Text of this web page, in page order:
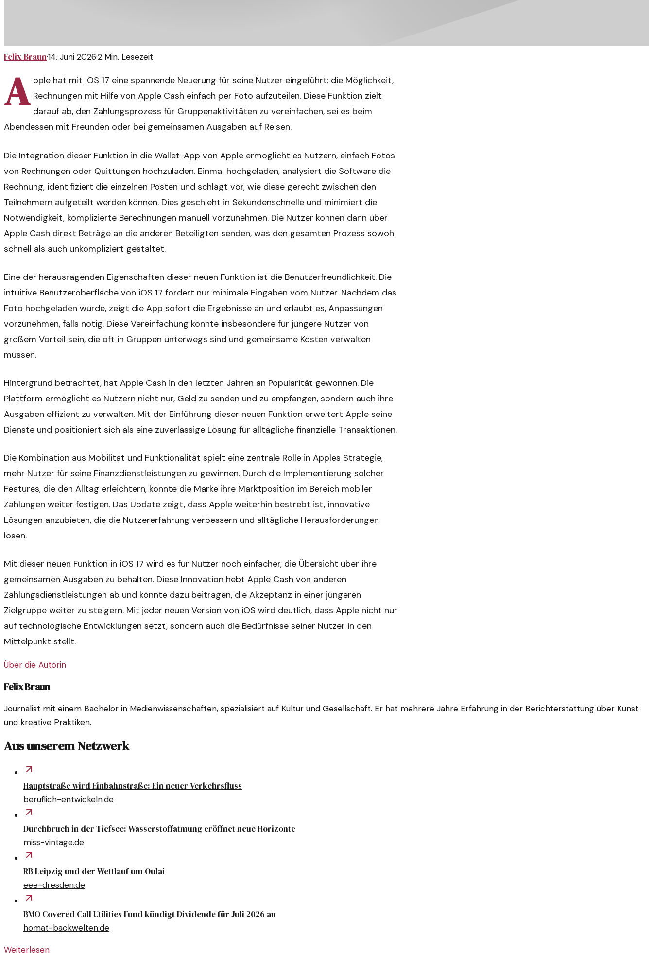
Felix Braun·14. Juni 2026·2 Min. Lesezeit
A pple hat mit iOS 17 eine spannende Neuerung für seine Nutzer eingeführt: die Möglichkeit,
Rechnungen mit Hilfe von Apple Cash einfach per Foto aufzuteilen. Diese Funktion zielt
darauf ab, den Zahlungsprozess für Gruppenaktivitäten zu vereinfachen, sei es beim
Abendessen mit Freunden oder bei gemeinsamen Ausgaben auf Reisen.
Die Integration dieser Funktion in die Wallet-App von Apple ermöglicht es Nutzern, einfach Fotos
von Rechnungen oder Quittungen hochzuladen. Einmal hochgeladen, analysiert die Software die
Rechnung, identifiziert die einzelnen Posten und schlägt vor, wie diese gerecht zwischen den
Teilnehmern aufgeteilt werden können. Dies geschieht in Sekundenschnelle und minimiert die
Notwendigkeit, komplizierte Berechnungen manuell vorzunehmen. Die Nutzer können dann über
Apple Cash direkt Beträge an die anderen Beteiligten senden, was den gesamten Prozess sowohl
schnell als auch unkompliziert gestaltet.
Eine der herausragenden Eigenschaften dieser neuen Funktion ist die Benutzerfreundlichkeit. Die
intuitive Benutzeroberfläche von iOS 17 fordert nur minimale Eingaben vom Nutzer. Nachdem das
Foto hochgeladen wurde, zeigt die App sofort die Ergebnisse an und erlaubt es, Anpassungen
vorzunehmen, falls nötig. Diese Vereinfachung könnte insbesondere für jüngere Nutzer von
großem Vorteil sein, die oft in Gruppen unterwegs sind und gemeinsame Kosten verwalten
müssen.
Hintergrund betrachtet, hat Apple Cash in den letzten Jahren an Popularität gewonnen. Die
Plattform ermöglicht es Nutzern nicht nur, Geld zu senden und zu empfangen, sondern auch ihre
Ausgaben effizient zu verwalten. Mit der Einführung dieser neuen Funktion erweitert Apple seine
Dienste und positioniert sich als eine zuverlässige Lösung für alltägliche finanzielle Transaktionen.
Die Kombination aus Mobilität und Funktionalität spielt eine zentrale Rolle in Apples Strategie,
mehr Nutzer für seine Finanzdienstleistungen zu gewinnen. Durch die Implementierung solcher
Features, die den Alltag erleichtern, könnte die Marke ihre Marktposition im Bereich mobiler
Zahlungen weiter festigen. Das Update zeigt, dass Apple weiterhin bestrebt ist, innovative
Lösungen anzubieten, die die Nutzererfahrung verbessern und alltägliche Herausforderungen
lösen.
Mit dieser neuen Funktion in iOS 17 wird es für Nutzer noch einfacher, die Übersicht über ihre
gemeinsamen Ausgaben zu behalten. Diese Innovation hebt Apple Cash von anderen
Zahlungsdienstleistungen ab und könnte dazu beitragen, die Akzeptanz in einer jüngeren
Zielgruppe weiter zu steigern. Mit jeder neuen Version von iOS wird deutlich, dass Apple nicht nur
auf technologische Entwicklungen setzt, sondern auch die Bedürfnisse seiner Nutzer in den
Mittelpunkt stellt.
Über die Autorin
Felix Braun
Journalist mit einem Bachelor in Medienwissenschaften, spezialisiert auf Kultur und Gesellschaft. Er hat mehrere Jahre Erfahrung in der Berichterstattung über Kunst
und kreative Praktiken.
Aus unserem Netzwerk
Hauptstraße wird Einbahnstraße: Ein neuer Verkehrsfluss
beruflich-entwickeln.de
Durchbruch in der Tiefsee: Wasserstoffatmung eröffnet neue Horizonte
miss-vintage.de
RB Leipzig und der Wettlauf um Oulai
eee-dresden.de
BMO Covered Call Utilities Fund kündigt Dividende für Juli 2026 an
homat-backwelten.de
Weiterlesen